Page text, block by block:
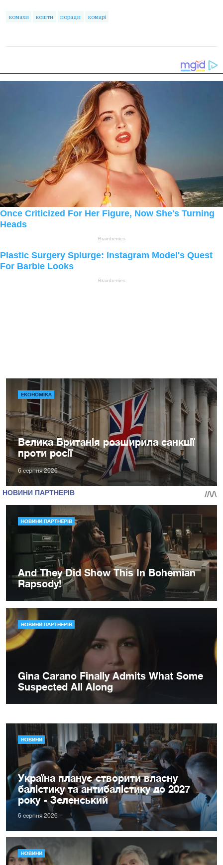
комахи кошти поради комарі
ЕКОНОМІКА
Велика Британія розширила санкції
проти росії
6 серпня 2026
НОВИНИ
Україна планує створити власну
балістику та антибалістику до 2027
року - Зеленський
6 серпня 2026
НОВИНИ